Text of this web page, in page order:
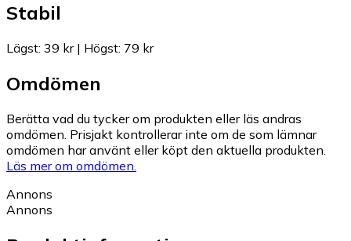
Stabil
Lägst: 39 kr| Högst: 79 kr
Omdömen
Berätta vad du tycker om produkten eller läs andras
omdömen. Prisjakt kontrollerar inte om de som lämnar
omdömen har använt eller köpt den aktuella produkten.
Läs mer om omdömen.
Annons
Annons